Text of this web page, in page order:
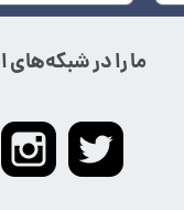
ما را در شبکه‌های